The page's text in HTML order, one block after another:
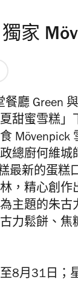
家
餐廳 Green
甜蜜雪糕」
Mövenpick
總廚何維城
最新的蛋糕
，精心創作
主題的朱古
力鬆餅、焦
8月31日；